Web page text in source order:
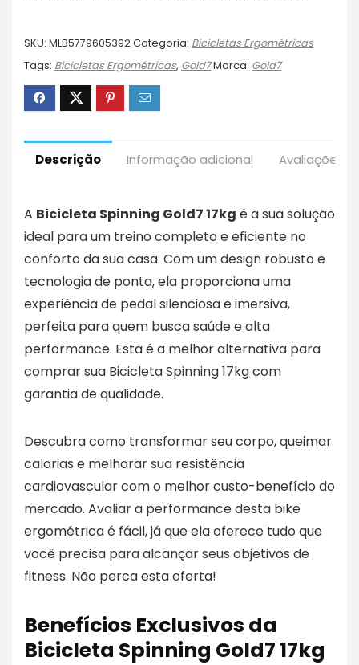
SKU: MLB5779605392Categoria: Bicicletas Ergométricas
Tags: Bicicletas Ergométricas, Gold7Marca: Gold7
Descrição Informação adicional Avaliações
A Bicicleta Spinning Gold7 17kg é a sua solução
ideal para um treino completo e eficiente no
conforto da sua casa. Com um design robusto e
tecnologia de ponta, ela proporciona uma
experiência de pedal silenciosa e imersiva,
perfeita para quem busca saúde e alta
performance. Esta é a melhor alternativa para
comprar sua Bicicleta Spinning 17kg com
garantia de qualidade.
Descubra como transformar seu corpo, queimar
calorias e melhorar sua resistência
cardiovascular com o melhor custo-benefício do
mercado. Avaliar a performance desta bike
ergométrica é fácil, já que ela oferece tudo que
você precisa para alcançar seus objetivos de
fitness. Não perca esta oferta!
Benefícios Exclusivos da
Bicicleta Spinning Gold7 17kg